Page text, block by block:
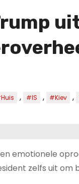
, #IS , #Kiev ,
emotionele
zelfs uit om